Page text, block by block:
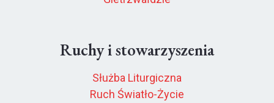
Ruchy i stowarzyszenia
Służba Liturgiczna
Ruch Światło-Życie